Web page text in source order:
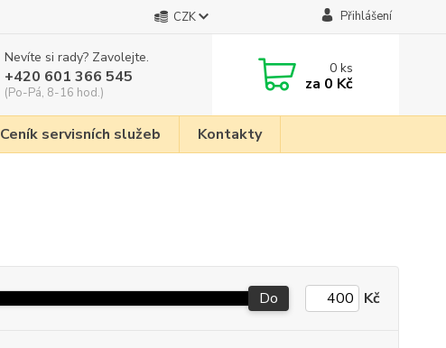
CZK Přihlášení
Nevíte si rady? Zavolejte.
+420 601 366 545
(Po-Pá, 8-16 hod.)
0ks
za 0 Kč
Ceník servisních služeb Kontakty
Do Kč